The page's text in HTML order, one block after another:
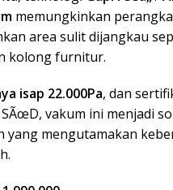
memungkinkan
area sulit dijangkau
kolong furnitur.
isap 22.000Pa, dan
vakum ini menjadi
yang mengutamakan